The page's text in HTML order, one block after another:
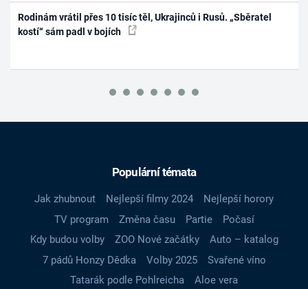
Rodinám vrátil přes 10 tisíc těl, Ukrajinců i Rusů. „Sběratel
kostí“ sám padl v bojích
Populární témata
Jak zhubnout Nejlepší filmy 2024
Nejlepší horory
TV program
Změna času Partie
Počasí
Kdy budou volby
ZOO Nové začátky
Auto – katalog
7 pádů Honzy Dědka
Volby 2025
Svařené víno
Tatarák podle Pohlreicha
Aloe vera